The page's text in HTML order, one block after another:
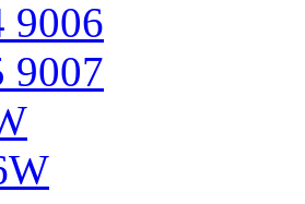
9006
9007